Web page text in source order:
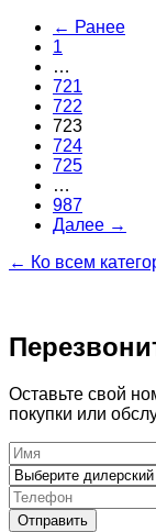
← Ранее
1
…
721
722
723
724
725
…
987
Далее →
← Ко всем
Оставьте свой
покупки или
Отправить